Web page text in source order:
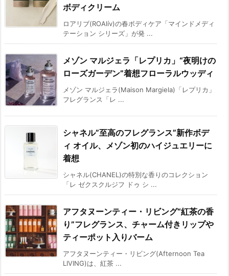
ボディクリーム
ロアリブ(ROAlív)の春ボディケア「マインドメディ
テーション シリーズ」が発 ...
メゾン マルジェラ「レプリカ」“夜明けの
ローズガーデン”着想フローラルウッディ
メゾン マルジェラ(Maison Margiela)「レプリカ」
フレグランス「レ ...
シャネル”至高のフレグランス”新作ボデ
ィ オイル、メゾン初のハイジュエリーに
着想
シャネル(CHANEL)の特別な香りのコレクション
「レ ゼクスクルジフ ドゥ シ ...
アフタヌーンティー・リビング“紅茶の香
り”フレグランス、チャーム付きリップや
ティーポット入りバーム
アフタヌーンティー・リビング(Afternoon Tea
LIVING)は、紅茶 ...